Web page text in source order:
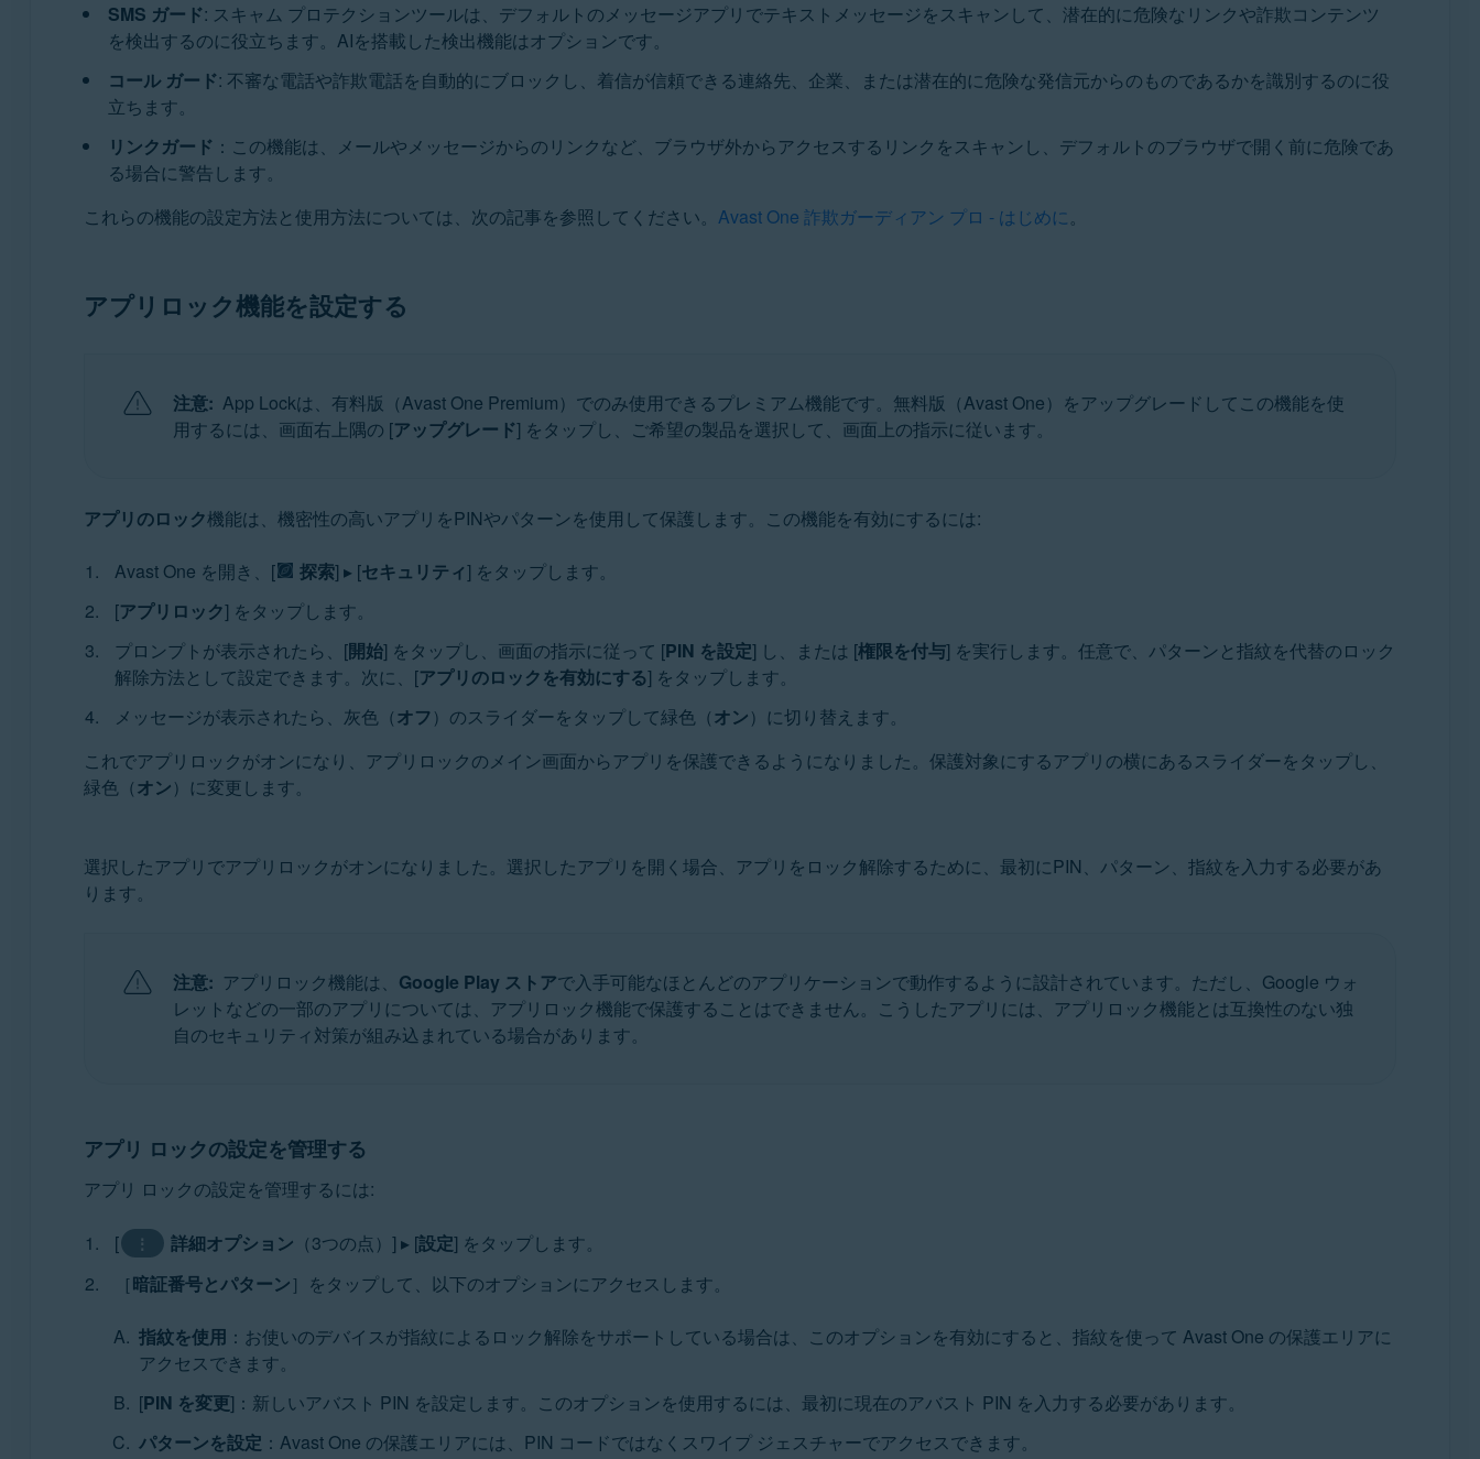
SMS ガード: スキャム プロテクションツールは、デフォルトのメッセージアプリでテキストメッセージをスキャンして、潜在的に危険なリンクや詐欺コンテンツ
を検出するのに役立ちます。AIを搭載した検出機能はオプションです。
コール ガード: 不審な電話や詐欺電話を自動的にブロックし、着信が信頼できる連絡先、企業、または潜在的に危険な発信元からのものであるかを識別するのに役
立ちます。
リンクガード ：この機能は、メールやメッセージからのリンクなど、ブラウザ外からアクセスするリンクをスキャンし、デフォルトのブラウザで開く前に危険であ
る場合に警告します。
これらの機能の設定方法と使用方法については、次の記事を参照してください。 Avast One 詐欺ガーディアン プロ - はじめに。
アプリロック機能を設定する
注意: App Lockは、有料版（Avast One Premium）でのみ使用できるプレミアム機能です。無料版（Avast One）をアップグレードしてこの機能を使
用するには、画面右上隅の [アップグレード] をタップし、ご希望の製品を選択して、画面上の指示に従います。
アプリのロック機能は、機密性の高いアプリをPINやパターンを使用して保護します。この機能を有効にするには:
Avast One を開き、[ 探索] ▸ [セキュリティ] をタップします。
[アプリロック] をタップします。
プロンプトが表示されたら、[開始] をタップし、画面の指示に従って [PIN を設定] し、または [権限を付与] を実行します。任意で、パターンと指紋を代替のロック
解除方法として設定できます。次に、[アプリのロックを有効にする] をタップします。
メッセージが表示されたら、灰色（オフ）のスライダーをタップして緑色（オン）に切り替えます。
これでアプリロックがオンになり、アプリロックのメイン画面からアプリを保護できるようになりました。保護対象にするアプリの横にあるスライダーをタップし、
緑色（オン）に変更します。
選択したアプリでアプリロックがオンになりました。選択したアプリを開く場合、アプリをロック解除するために、最初にPIN、パターン、指紋を入力する必要があ
ります。
注意: アプリロック機能は、 Google Play ストアで入手可能なほとんどのアプリケーションで動作するように設計されています。ただし、Google ウォ
レットなどの一部のアプリについては、アプリロック機能で保護することはできません。こうしたアプリには、アプリロック機能とは互換性のない独
自のセキュリティ対策が組み込まれている場合があります。
アプリ ロックの設定を管理する
アプリ ロックの設定を管理するには:
[ ⋮ 詳細オプション （3つの点）] ▸ [設定] をタップします。
［暗証番号とパターン］をタップして、以下のオプションにアクセスします。
指紋を使用 ：お使いのデバイスが指紋によるロック解除をサポートしている場合は、このオプションを有効にすると、指紋を使って Avast One の保護エリアに
アクセスできます。
[PIN を変更]：新しいアバスト PIN を設定します。このオプションを使用するには、最初に現在のアバスト PIN を入力する必要があります。
パターンを設定 ：Avast One の保護エリアには、PIN コードではなくスワイプ ジェスチャーでアクセスできます。